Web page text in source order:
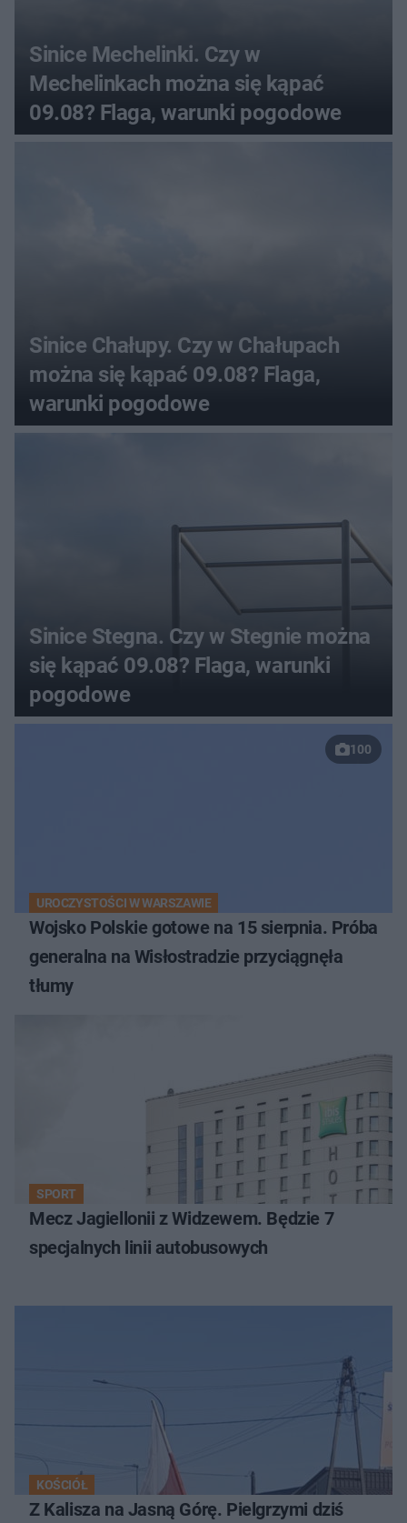
Sinice Mechelinki. Czy w
Mechelinkach można się kąpać
09.08? Flaga, warunki pogodowe
Sinice Chałupy. Czy w Chałupach
można się kąpać 09.08? Flaga,
warunki pogodowe
Sinice Stegna. Czy w Stegnie można
się kąpać 09.08? Flaga, warunki
pogodowe
100
UROCZYSTOŚCI W WARSZAWIE
Wojsko Polskie gotowe na 15 sierpnia. Próba
generalna na Wisłostradzie przyciągnęła
tłumy
SPORT
Mecz Jagiellonii z Widzewem. Będzie 7
specjalnych linii autobusowych
KOŚCIÓŁ
Z Kalisza na Jasną Górę. Pielgrzymi dziś